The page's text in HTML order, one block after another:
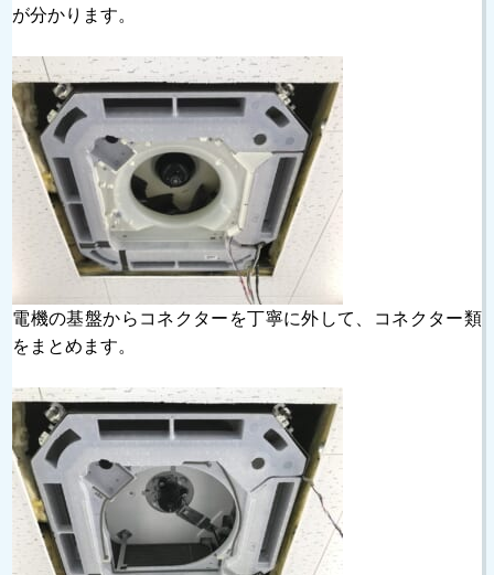
が分かります。
電機の基盤からコネクターを丁寧に外して、コネクター類
をまとめます。